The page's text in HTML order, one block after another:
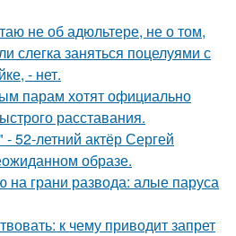
не об адюльтере, не о том,
слегка заняться поцелуями с
- нет.
парам хотят официально
расставания.
52-летний актёр Сергей
образе.
на грани развода: алые паруса
к чему приводит запрет